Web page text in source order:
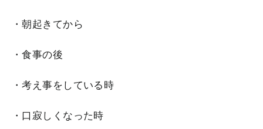
・朝起きてから
・食事の後
・考え事をしている時
・口寂しくなった時